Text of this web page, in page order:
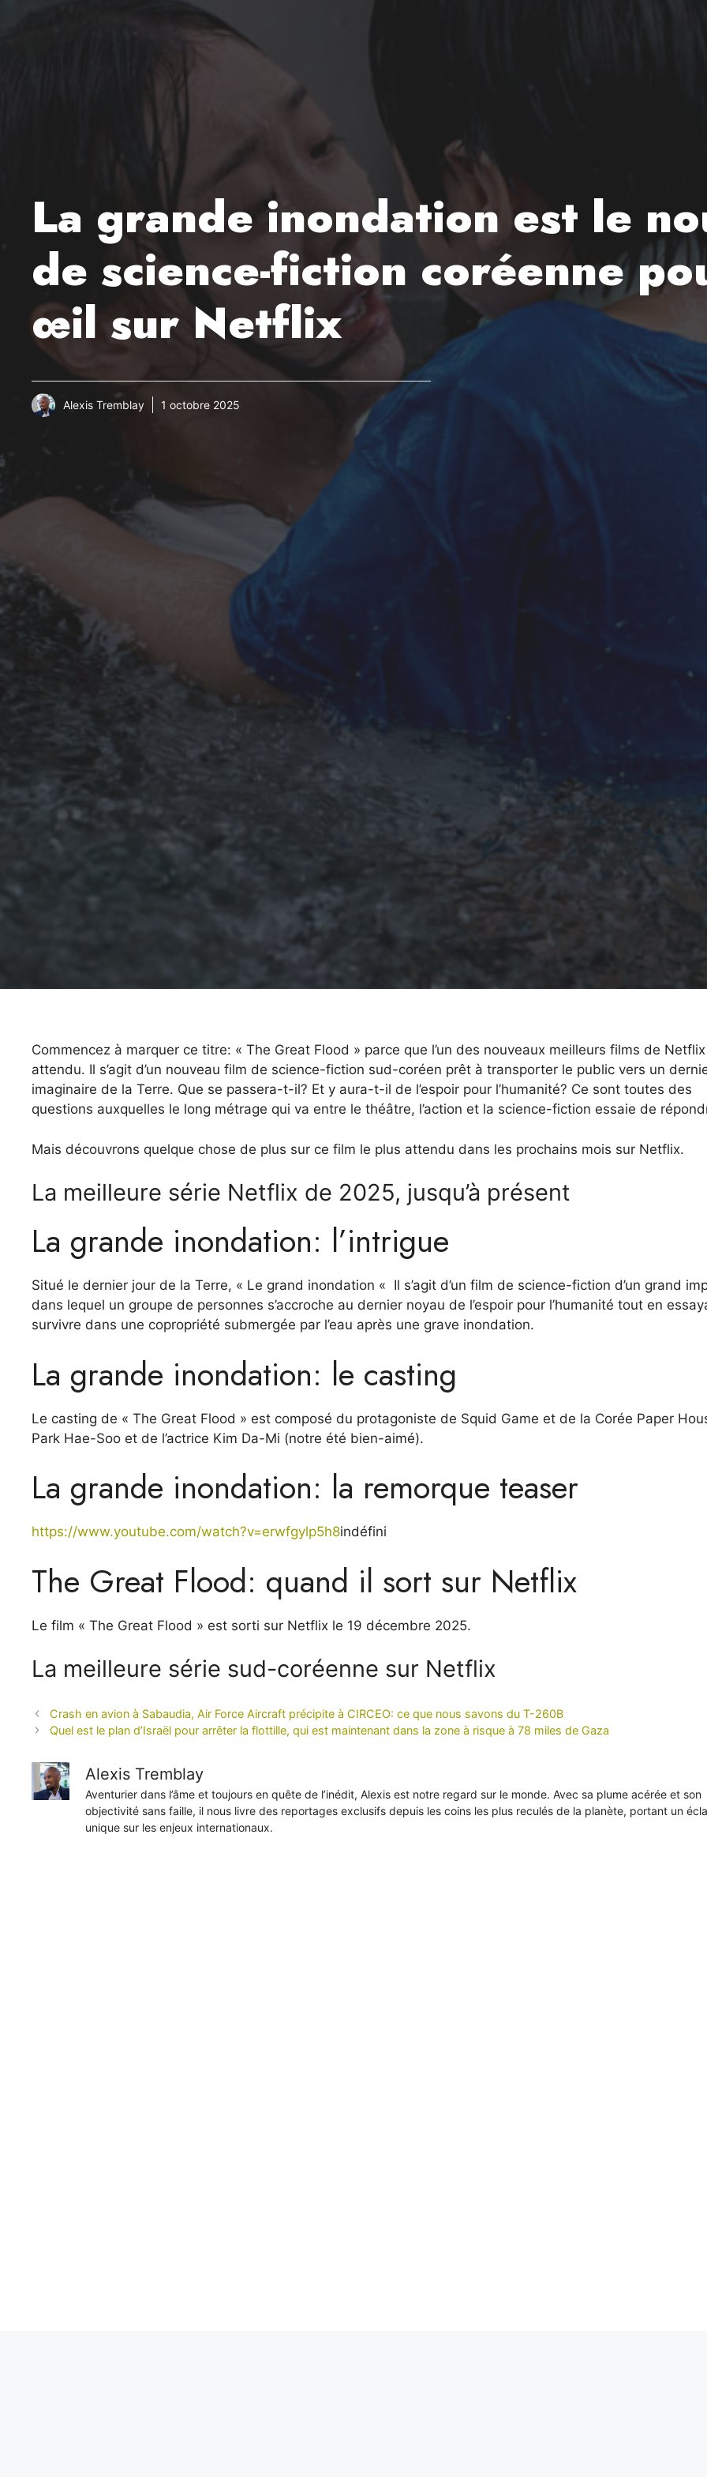
La grande inondation est le
de science-fiction coréenne
œil sur Netflix
Alexis Tremblay 1 octobre 2025
Commencez à marquer ce titre: « The Great Flood » parce que l’un des nouveaux meilleurs films de
attendu. Il s’agit d’un nouveau film de science-fiction sud-coréen prêt à transporter le public vers un
imaginaire de la Terre. Que se passera-t-il? Et y aura-t-il de l’espoir pour l’humanité? Ce sont toutes des
questions auxquelles le long métrage qui va entre le théâtre, l’action et la science-fiction essaie de
Mais découvrons quelque chose de plus sur ce film le plus attendu dans les prochains mois sur Netflix.
La meilleure série Netflix de 2025, jusqu’à présent
La grande inondation: l’intrigue
Situé le dernier jour de la Terre, « Le grand inondation « Il s’agit d’un film de science-fiction d’un grand
dans lequel un groupe de personnes s’accroche au dernier noyau de l’espoir pour l’humanité tout en
survivre dans une copropriété submergée par l’eau après une grave inondation.
La grande inondation: le casting
Le casting de « The Great Flood » est composé du protagoniste de Squid Game et de la Corée Paper
Park Hae-Soo et de l’actrice Kim Da-Mi (notre été bien-aimé).
La grande inondation: la remorque teaser
https://www.youtube.com/watch?v=erwfgylp5h8indéfini
The Great Flood: quand il sort sur Netflix
Le film « The Great Flood » est sorti sur Netflix le 19 décembre 2025.
La meilleure série sud-coréenne sur Netflix
Crash en avion à Sabaudia, Air Force Aircraft précipite à CIRCEO: ce que nous savons du T-260B
Quel est le plan d’Israël pour arrêter la flottille, qui est maintenant dans la zone à risque à 78 miles de Gaza
Alexis Tremblay
Aventurier dans l’âme et toujours en quête de l’inédit, Alexis est notre regard sur le monde. Avec sa plume acérée et son
objectivité sans faille, il nous livre des reportages exclusifs depuis les coins les plus reculés de la planète, portant un
unique sur les enjeux internationaux.